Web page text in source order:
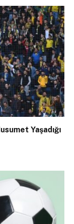
Yaşadığı